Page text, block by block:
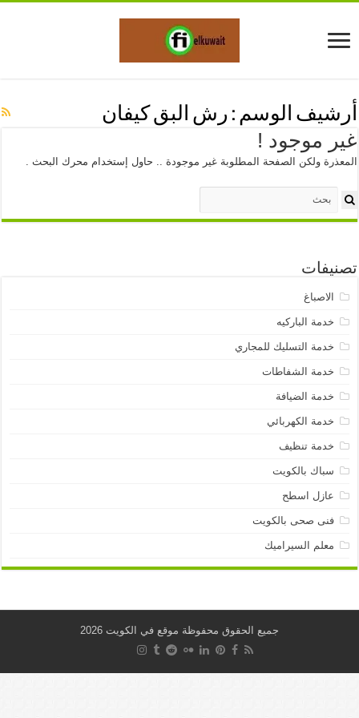
أرشيف الوسم : رش البق كيفان
غير موجود !
المعذرة ولكن الصفحة المطلوبة غير موجودة .. حاول إستخدام محرك البحث .
تصنيفات
الاصباغ
خدمة الباركيه
خدمة التسليك للمجاري
خدمة الشفاطات
خدمة الضيافة
خدمة الكهربائي
خدمة تنظيف
سباك بالكويت
عازل اسطح
فنى صحى بالكويت
معلم السيراميك
جميع الحقوق محفوظة موقع في الكويت 2026